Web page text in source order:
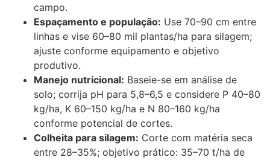
campo.
Espaçamento e população: Use 70–90 cm entre
linhas e vise 60–80 mil plantas/ha para silagem;
ajuste conforme equipamento e objetivo
produtivo.
Manejo nutricional: Baseie-se em análise de
solo; corrija pH para 5,8–6,5 e considere P 40–80
kg/ha, K 60–150 kg/ha e N 80–160 kg/ha
conforme potencial de cortes.
Colheita para silagem: Corte com matéria seca
entre 28–35%; objetivo prático: 35–70 t/ha de